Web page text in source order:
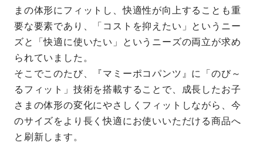
まの体形にフィットし、快適性が向上することも重
要な要素であり、「コストを抑えたい」というニー
ズと「快適に使いたい」というニーズの両立が求め
られていました。
そこでこのたび、『マミーポコパンツ』に「のび～
るフィット」技術を搭載することで、成長したお子
さまの体形の変化にやさしくフィットしながら、今
のサイズをより長く快適にお使いいただける商品へ
と刷新します。